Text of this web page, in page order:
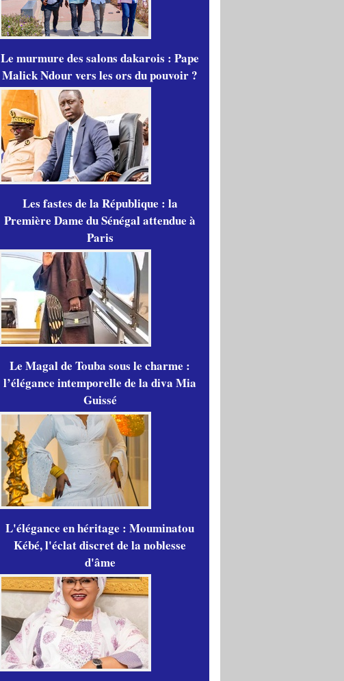
Le murmure des salons dakarois : Pape
Malick Ndour vers les ors du pouvoir ?
Les fastes de la République : la
Première Dame du Sénégal attendue à
Paris
Le Magal de Touba sous le charme :
l’élégance intemporelle de la diva Mia
Guissé
L'élégance en héritage : Mouminatou
Kébé, l'éclat discret de la noblesse
d'âme